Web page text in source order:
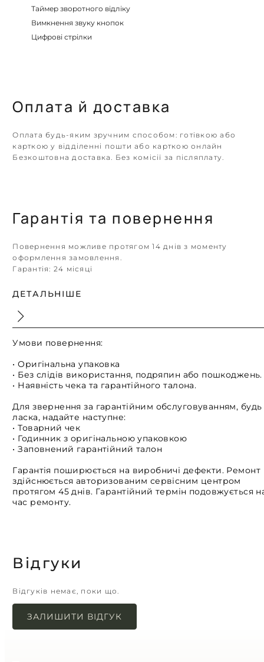
Таймер зворотного відліку
Вимкнення звуку кнопок
Цифрові стрілки
Оплата й доставка
Оплата будь-яким зручним способом: готівкою або
карткою у відділенні пошти або карткою онлайн
Безкоштовна доставка. Без комісії за післяплату.
Гарантія та повернення
Повернення можливе протягом 14 днів з моменту
оформлення замовлення.
Гарантія: 24 місяці
ДЕТАЛЬНІШЕ
Умови повернення:
• Оригінальна упаковка
• Без слідів використання, подряпин або пошкоджень.
• Наявність чека та гарантійного талона.
Для звернення за гарантійним обслуговуванням, будь
ласка, надайте наступне:
• Товарний чек
• Годинник з оригінальною упаковкою
• Заповнений гарантійний талон
Гарантія поширюється на виробничі дефекти. Ремонт
здійснюється авторизованим сервісним центром
протягом 45 днів. Гарантійний термін подовжується
час ремонту.
Відгуки
Відгуків немає, поки що.
ЗАЛИШИТИ ВІДГУК